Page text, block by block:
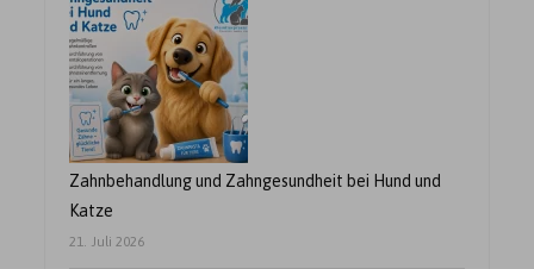
Zahnbehandlung und Zahngesundheit bei Hund und
Katze
21. Juli 2026